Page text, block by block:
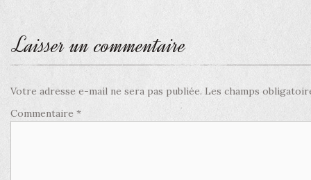
Laisser un commentaire
Votre adresse e-mail ne sera pas publiée. Les champs
Commentaire *